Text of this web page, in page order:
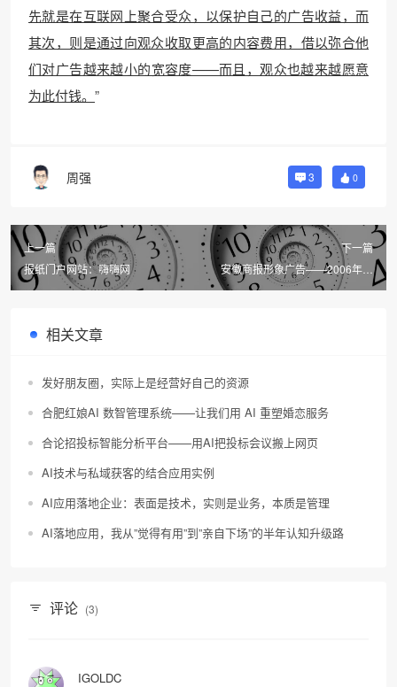
先就是在互联网上聚合受众，以保护自己的广告收益，而
其次，则是通过向观众收取更高的内容费用，借以弥合他
们对广告越来越小的宽容度——而且，观众也越来越愿意
为此付钱。 ”
周强 3 0
上一篇
报纸门户网站：嗨嗨网
下一篇
安徽商报形象广告——2006年贺
岁篇
相关文章
发好朋友圈，实际上是经营好自己的资源
合肥红娘AI 数智管理系统——让我们用 AI 重塑婚恋服务
合论招投标智能分析平台——用AI把投标会议搬上网页
AI技术与私域获客的结合应用实例
AI应用落地企业：表面是技术，实则是业务，本质是管理
AI落地应用，我从”觉得有用”到”亲自下场”的半年认知升级路
评论 (3)
IGOLDC